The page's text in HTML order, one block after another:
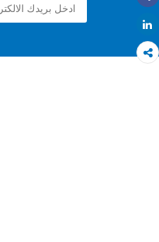
Share
Share